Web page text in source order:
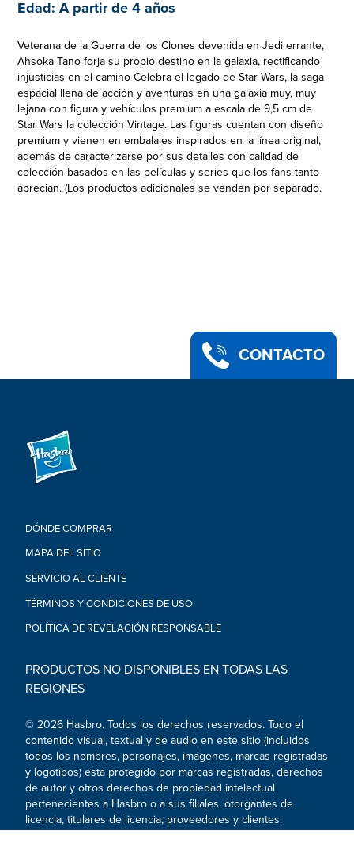
Edad: A partir de 4 años
Veterana de la Guerra de los Clones devenida en Jedi errante,
Ahsoka Tano forja su propio destino en la galaxia, rectificando
injusticias en el camino Celebra el legado de Star Wars, la saga
espacial llena de acción y aventuras en una galaxia muy, muy
lejana con figura y vehículos premium a escala de 9,5 cm de
Star Wars la colección Vintage. Las figuras cuentan con diseño
premium y vienen en embalajes inspirados en la línea original,
además de caracterizarse por sus detalles con calidad de
colección basados en las películas y series que los fans tanto
aprecian. (Los productos adicionales se venden por separado.
AHSOKA TANO: Veterana de la Guerra de los Clones
devenida en Jedi errante, Ahsoka Tano forja su propio destino
en la galaxia, rectificando injusticias en el camino
•EMPAQUE CON DISEÑO CLÁSICO: Las figuras y vehículos
•FIGURA CLÁSICA DE STAR WARS: Esta figura Ahsoka Tano
inspirada en el personaje de Star Wars: The Mandalorian, es
un regalo fantástico para todo coleccionista o fan de Star Wars
WARS: THE MANDALORIAN: Esta figura de acción de la
colección Vintage de Star Wars viene con 2 accesorios
inspirados en la serie que hacen de la figura una gran adición
•DISEÑO Y ARTICULACIÓN PREMIUM: Con su cabeza, piernas
y brazos articulados, la figura de Ahsoka de Star Wars es
acción y vehículos
ADVERTENCIA: PELIGRO DE ASFIXIA – Piezas pequeñas. No
•Incluye figura y 2 accesorios.
CONTACTO
DÓNDE COMPRAR
MAPA DEL SITIO
SERVICIO AL CLIENTE
TÉRMINOS Y CONDICIONES DE USO
POLÍTICA DE REVELACIÓN RESPONSABLE
PRODUCTOS NO DISPONIBLES EN TODAS LAS
REGIONES
© 2026 Hasbro. Todos los derechos reservados. Todo el
contenido visual, textual y de audio en este sitio (incluidos
todos los nombres, personajes, imágenes, marcas registradas
y logotipos) está protegido por marcas registradas, derechos
de autor y otros derechos de propiedad intelectual
pertenecientes a Hasbro o a sus filiales, otorgantes de
licencia, titulares de licencia, proveedores y clientes.